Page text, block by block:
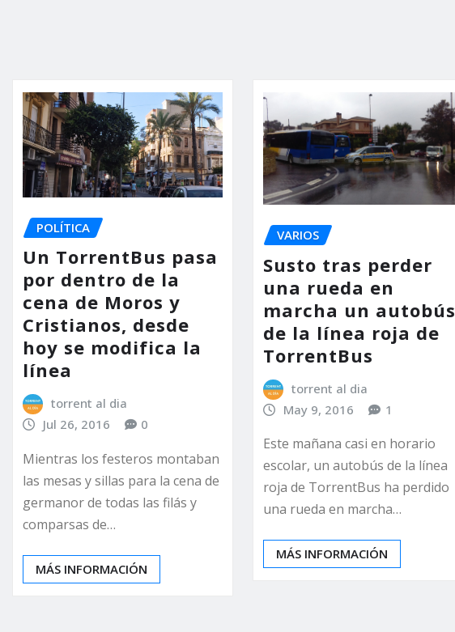
POLÍTICA
Un TorrentBus pasa
por dentro de la
cena de Moros y
Cristianos, desde
hoy se modifica la
línea
torrent al dia
Jul 26, 2016
0
Mientras los festeros montaban
las mesas y sillas para la cena de
germanor de todas las filás y
comparsas de…
MÁS INFORMACIÓN
VARIOS
Susto tras perder
una rueda en
marcha un autobús
de la línea roja de
TorrentBus
torrent al dia
May 9, 2016
1
Este mañana casi en horario
escolar, un autobús de la línea
roja de TorrentBus ha perdido
una rueda en marcha…
MÁS INFORMACIÓN